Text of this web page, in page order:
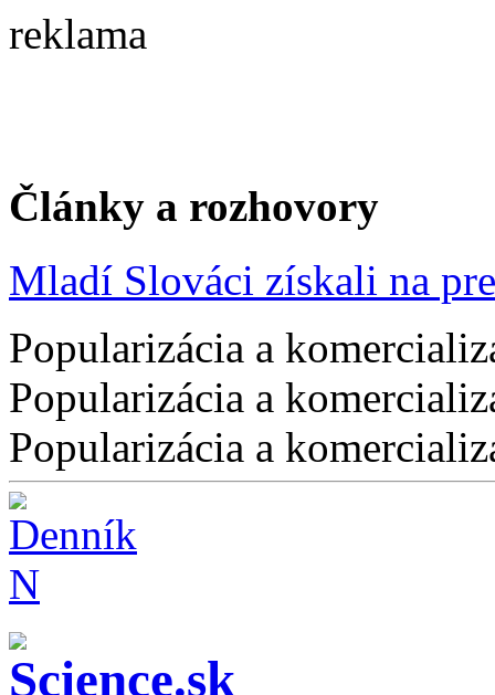
reklama
Články a rozhovory
Mladí Slováci získali na
Popularizácia a
Popularizácia a
Popularizácia a